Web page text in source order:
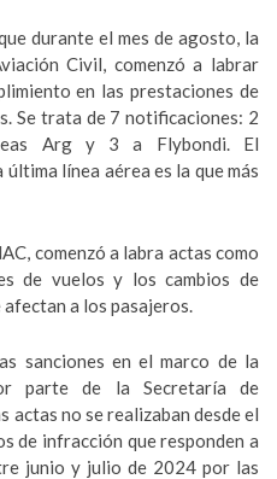
durante el mes de agosto, la
Civil, comenzó a labrar
en las prestaciones de
Se trata de 7 notificaciones: 2
Arg y 3 a Flybondi. El
línea aérea es la que más
comenzó a labra actas como
de vuelos y los cambios de
a los pasajeros.
sanciones en el marco de la
parte de la Secretaría de
actas no se realizaban desde el
de infracción que responden a
junio y julio de 2024 por las